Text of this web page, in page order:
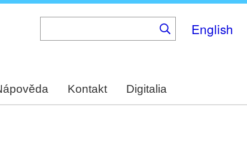
English
Kontakt Digitalia